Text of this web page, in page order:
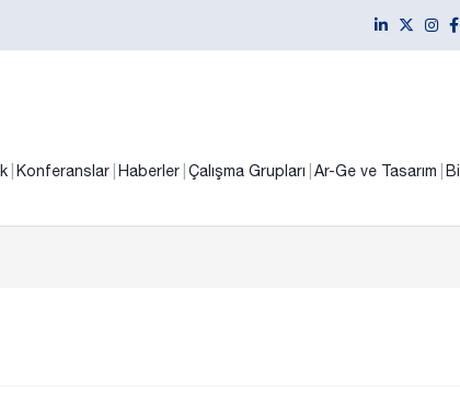
Konferanslar Haberler Çalışma Grupları Ar-Ge ve Tasarım